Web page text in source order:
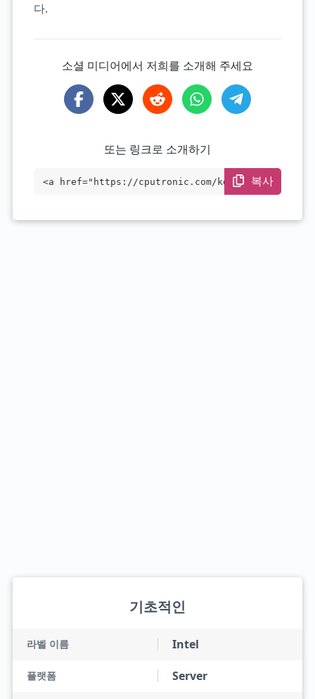
다.
소셜 미디어에서 저희를 소개해 주세요
또는 링크로 소개하기
<a href="https://cputronic.com/ko/cpu/in
복사
기초적인
라벨 이름 Intel
플랫폼 Server